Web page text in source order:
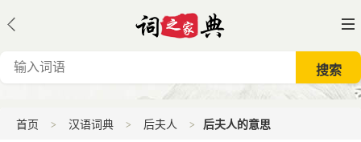
首页 汉语词典 后夫人 后夫人的意思